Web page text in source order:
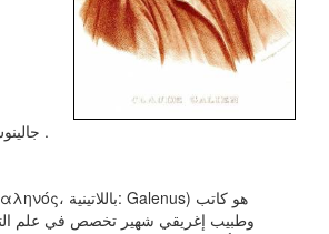
جالينوس ( 130 م - 200 م ) .
وطبيب إغريقي شهير تخصص في علم